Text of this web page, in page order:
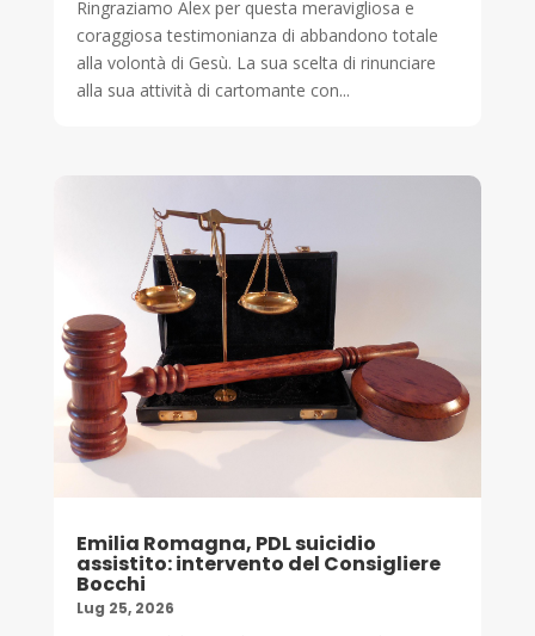
Ringraziamo Alex per questa meravigliosa e
coraggiosa testimonianza di abbandono totale
alla volontà di Gesù. La sua scelta di rinunciare
alla sua attività di cartomante con...
Emilia Romagna, PDL suicidio
assistito: intervento del Consigliere
Bocchi
Lug 25, 2026